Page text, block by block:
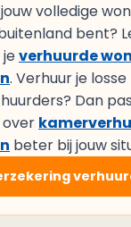
volledige
bent?
verhuurde
. Verhuur je
Dan
beter bij jouw